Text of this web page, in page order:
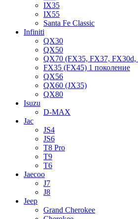
IX35
IX55
Santa Fe Classic
Infiniti
QX30
QX50
QX70 (FX35, FX37, FX30d,
FX35 (FX45) 1 поколение
QX56
QX60 (JX35)
QX80
Isuzu
D-MAX
Jac
JS4
JS6
T8 Pro
T9
T6
Jaecoo
J7
J8
Jeep
Grand Cherokee